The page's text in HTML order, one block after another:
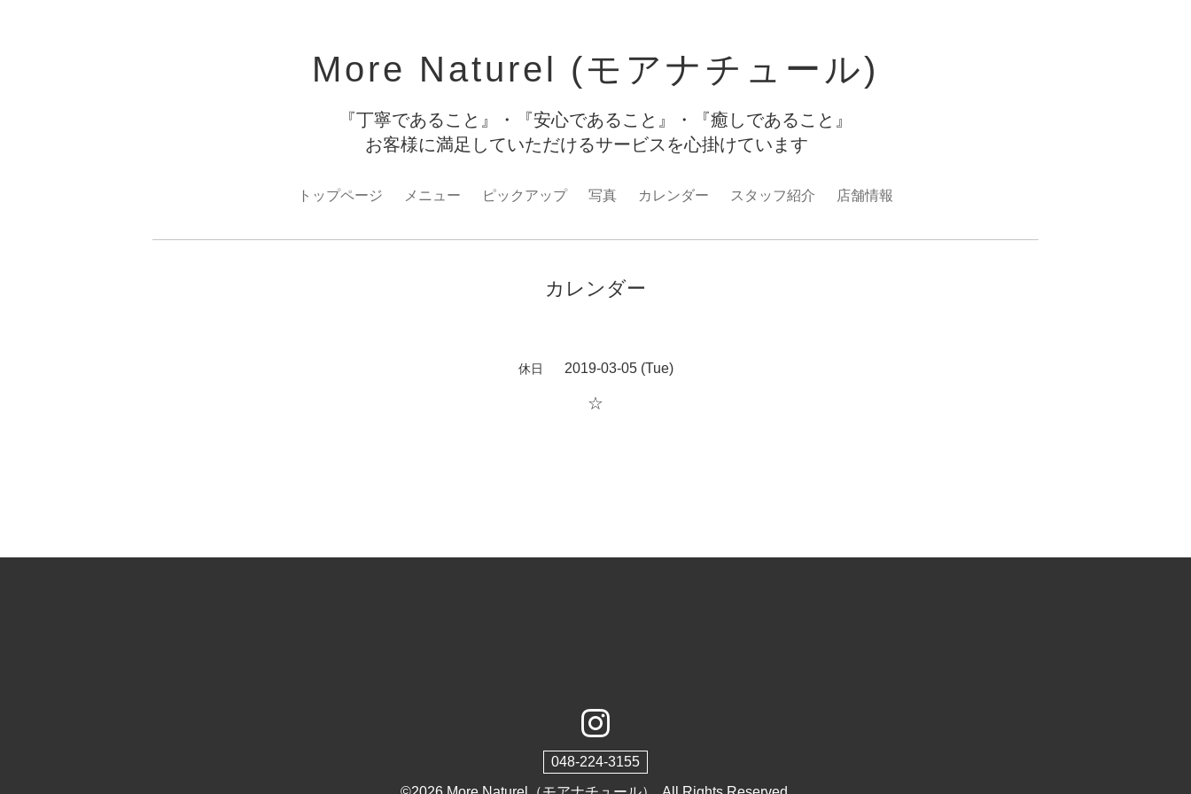
More Naturel (モアナチュール)
『丁寧であること』・『安心であること』・『癒しであること』
お客様に満足していただけるサービスを心掛けています
トップページ メニュー ピックアップ 写真 カレンダー スタッフ紹介 店舗情報
カレンダー
休日 2019-03-05 (Tue)
☆
048-224-3155